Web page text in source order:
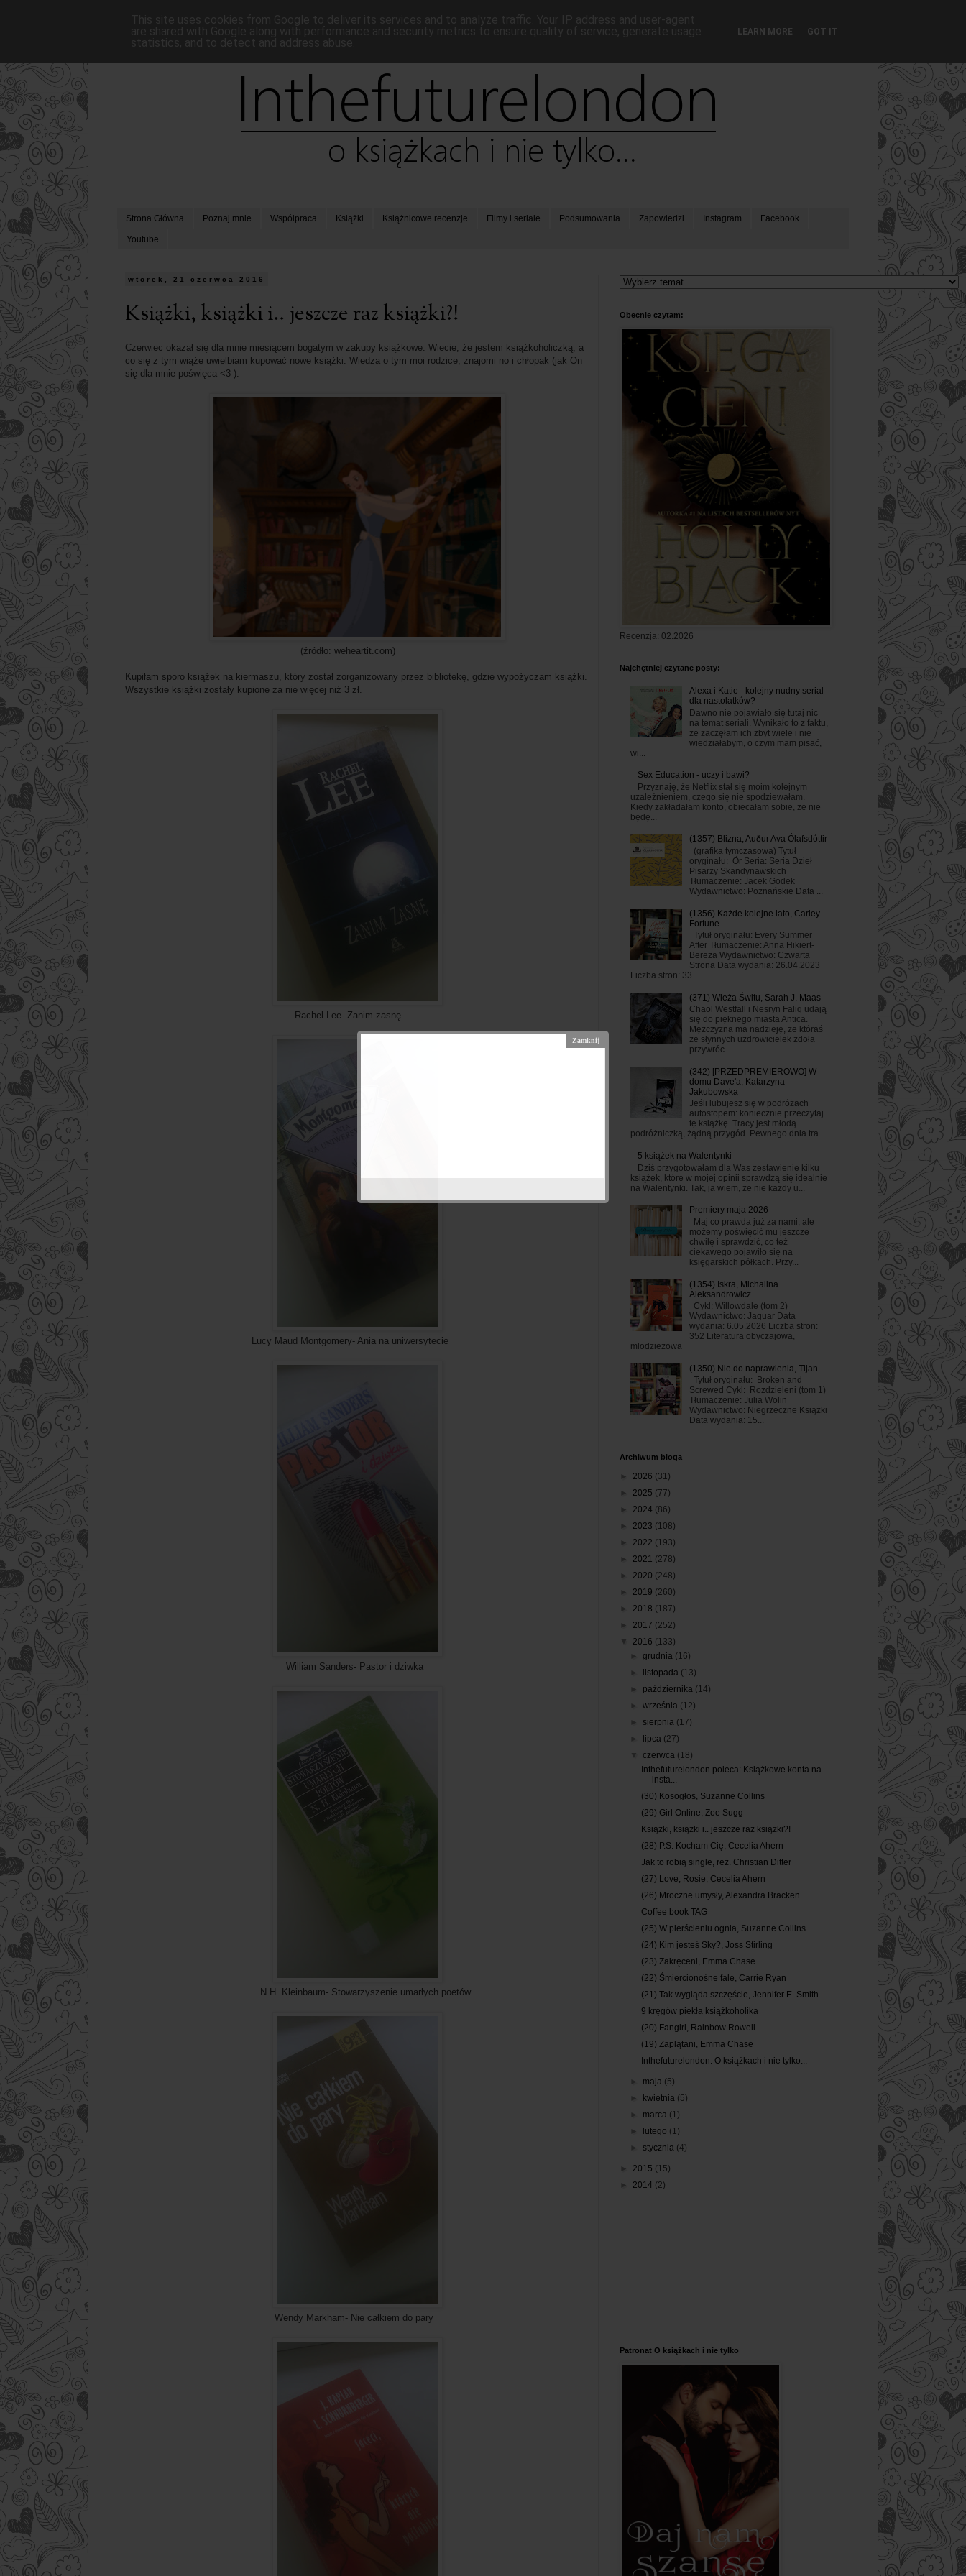
Strona Główna Poznaj mnie Współpraca Książki Książnicowe recenzje Filmy i seriale Podsumowania Zapowiedzi Instagram Facebook
Youtube
wtorek, 21 czerwca 2016
Książki, książki i.. jeszcze raz książki?!
Czerwiec okazał się dla mnie miesiącem bogatym w zakupy książkowe. Wiecie, że jestem książkoholiczką, a
co się z tym wiąże uwielbiam kupować nowe książki. Wiedza o tym moi rodzice, znajomi no i chłopak (jak On
się dla mnie poświęca <3 ).
(źródło: weheartit.com)
Kupiłam sporo książek na kiermaszu, który został zorganizowany przez bibliotekę, gdzie wypożyczam książki.
Wszystkie książki zostały kupione za nie więcej niż 3 zł.
Rachel Lee- Zanim zasnę
Lucy Maud Montgomery- Ania na uniwersytecie
William Sanders- Pastor i dziwka
N.H. Kleinbaum- Stowarzyszenie umarłych poetów
Wendy Markham- Nie całkiem do pary
Obecnie czytam:
Recenzja: 02.2026
Najchętniej czytane posty:
Alexa i Katie - kolejny nudny serial
dla nastolatków?
Dawno nie pojawiało się tutaj nic
na temat seriali. Wynikało to z faktu,
że zaczęłam ich zbyt wiele i nie
wiedziałabym, o czym mam pisać,
wi...
Sex Education - uczy i bawi?
Przyznaję, że Netflix stał się moim kolejnym
uzależnieniem, czego się nie spodziewałam.
Kiedy zakładałam konto, obiecałam sobie, że nie
będę...
(1357) Blizna, Auður Ava Ólafsdóttir
(grafika tymczasowa) Tytuł
oryginału: Ör Seria: Seria Dzieł
Pisarzy Skandynawskich
Tłumaczenie: Jacek Godek
Wydawnictwo: Poznańskie Data ...
(1356) Każde kolejne lato, Carley
Fortune
Tytuł oryginału: Every Summer
After Tłumaczenie: Anna Hikiert-
Bereza Wydawnictwo: Czwarta
Strona Data wydania: 26.04.2023
Liczba stron: 33...
(371) Wieża Świtu, Sarah J. Maas
Chaol Westfall i Nesryn Faliq udają
się do pięknego miasta Antica.
Mężczyzna ma nadzieję, że któraś
ze słynnych uzdrowicielek zdoła
przywróc...
(342) [PRZEDPREMIEROWO] W
domu Dave'a, Katarzyna
Jakubowska
Jeśli lubujesz się w podróżach
autostopem: koniecznie przeczytaj
tę książkę. Tracy jest młodą
podróżniczką, żądną przygód. Pewnego dnia tra...
5 książek na Walentynki
Dziś przygotowałam dla Was zestawienie kilku
książek, które w mojej opinii sprawdzą się idealnie
na Walentynki. Tak, ja wiem, że nie każdy u...
Premiery maja 2026
Maj co prawda już za nami, ale
możemy poświęcić mu jeszcze
chwilę i sprawdzić, co też
ciekawego pojawiło się na
księgarskich półkach. Przy...
(1354) Iskra, Michalina
Aleksandrowicz
Cykl: Willowdale (tom 2)
Wydawnictwo: Jaguar Data
wydania: 6.05.2026 Liczba stron:
352 Literatura obyczajowa,
młodzieżowa
(1350) Nie do naprawienia, Tijan
Tytuł oryginału: Broken and
Screwed Cykl: Rozdzieleni (tom 1)
Tłumaczenie: Julia Wolin
Wydawnictwo: Niegrzeczne Książki
Data wydania: 15...
Archiwum bloga
► 2026 (31)
► 2025 (77)
► 2024 (86)
► 2023 (108)
► 2022 (193)
► 2021 (278)
► 2020 (248)
► 2019 (260)
► 2018 (187)
► 2017 (252)
▼ 2016 (133)
►grudnia (16)
►
listopada (13)
► października (14)
►września (12)
► sierpnia (17)
►
lipca (27)
▼czerwca (18)
Inthefuturelondon poleca: Książkowe konta na
insta...
(30) Kosogłos, Suzanne Collins
(29) Girl Online, Zoe Sugg
Książki, książki i.. jeszcze raz książki?!
(28) P.S. Kocham Cię, Cecelia Ahern
Jak to robią single, reż. Christian Ditter
(27) Love, Rosie, Cecelia Ahern
(26) Mroczne umysły, Alexandra Bracken
Coffee book TAG
(25) W pierścieniu ognia, Suzanne Collins
(24) Kim jesteś Sky?, Joss Stirling
(23) Zakręceni, Emma Chase
(22) Śmiercionośne fale, Carrie Ryan
(21) Tak wygląda szczęście, Jennifer E. Smith
9 kręgów piekła książkoholika
(20) Fangirl, Rainbow Rowell
(19) Zaplątani, Emma Chase
Inthefuturelondon: O książkach i nie tylko...
► maja (5)
►
kwietnia (5)
► marca (1)
►
lutego (1)
► stycznia (4)
► 2015 (15)
► 2014 (2)
Patronat O książkach i nie tylko
LEARN MORE GOT IT